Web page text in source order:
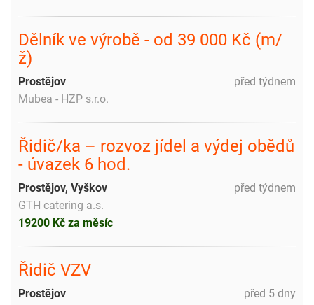
Dělník ve výrobě - od 39 000 Kč (m/
ž)
před týdnem
Prostějov
Mubea - HZP s.r.o.
Řidič/ka – rozvoz jídel a výdej obědů
- úvazek 6 hod.
před týdnem
Prostějov, Vyškov
GTH catering a.s.
19200 Kč za měsíc
Řidič VZV
před 5 dny
Prostějov